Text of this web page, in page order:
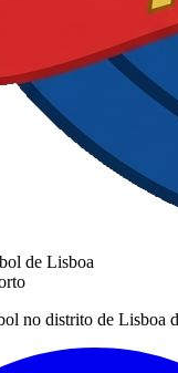
de Lisboa
no distrito de Lisboa